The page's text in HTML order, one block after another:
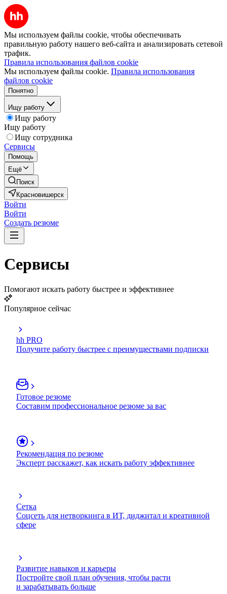
Мы используем файлы cookie, чтобы обеспечивать
правильную работу нашего веб-сайта и анализировать сетевой
трафик.
Правила использования файлов cookie
Мы используем файлы cookie. Правила использования
файлов cookie
Понятно
Ищу работу
Ищу работу
Ищу работу
Ищу сотрудника
Сервисы
Помощь
Ещё
Поиск
Красновишерск
Войти
Войти
Создать резюме
Сервисы
Помогают искать работу быстрее и эффективнее
Популярное сейчас
hh PRO
Получите работу быстрее с преимуществами подписки
Готовое резюме
Составим профессиональное резюме за вас
Рекомендация по резюме
Эксперт расскажет, как искать работу эффективнее
Сетка
Соцсеть для нетворкинга в ИТ, диджитал и креативной
сфере
Развитие навыков и карьеры
Постройте свой план обучения, чтобы расти
и зарабатывать больше